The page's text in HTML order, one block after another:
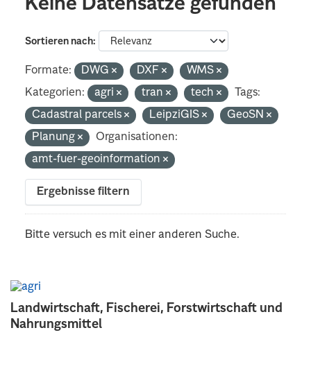
Landwirtschaft, Fischerei, Forstwirtschaft und
Nahrungsmittel
Keine Datensätze gefunden
Sortieren nach
Formate: DWG DXF
WMS
Kategorien:
agri tran tech
Tags:
Cadastral parcels
LeipziGIS
GeoSN
Planung
Organisationen:
amt-fuer-geoinformation
Ergebnisse filtern
Bitte versuch es mit einer anderen Suche.